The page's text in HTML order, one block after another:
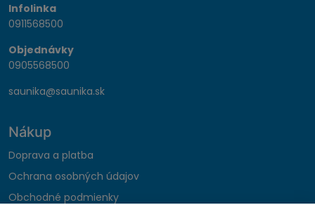
Infolinka
0911568500
Objednávky
0905568500
saunika@saunika.sk
Nákup
Doprava a platba
Ochrana osobných údajov
Obchodné podmienky